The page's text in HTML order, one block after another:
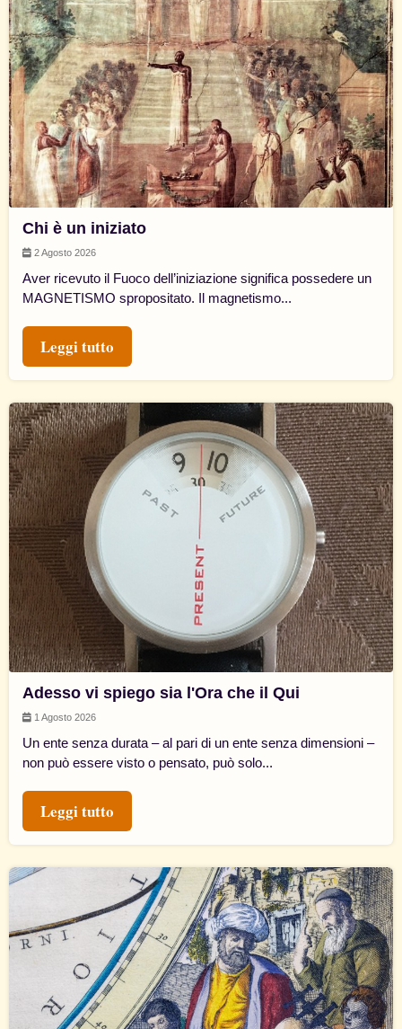
Chi è un iniziato
2 Agosto 2026
Aver ricevuto il Fuoco dell’iniziazione significa possedere un
MAGNETISMO spropositato. Il magnetismo...
Leggi tutto
Adesso vi spiego sia l'Ora che il Qui
1 Agosto 2026
Un ente senza durata – al pari di un ente senza dimensioni –
non può essere visto o pensato, può solo...
Leggi tutto